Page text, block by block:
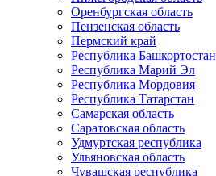
Оренбургская область
Пензенская область
Пермский край
Республика Башкортостан
Республика Марий Эл
Республика Мордовия
Республика Татарстан
Самарская область
Саратовская область
Удмуртская республика
Ульяновская область
Чувашская республика